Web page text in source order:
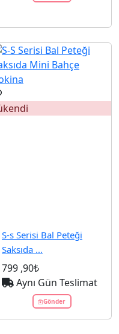
S-s Serisi Bal Peteği
Saksıda ...
799 ,90₺
Aynı Gün Teslimat
Gönder